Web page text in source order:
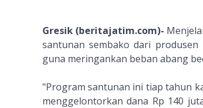
Gresik (beritajatim.com)-
santunan sembako dari
guna meringankan beban abang
"Program santunan ini tiap tahun
menggelontorkan dana Rp 140